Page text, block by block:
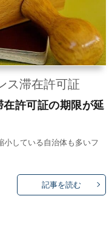
ス滞在許可証
在許可証の期限が延
小している自治体も多いフ
記事を読む